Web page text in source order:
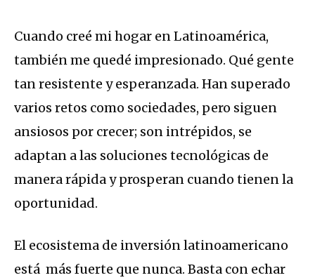
Cuando creé mi hogar en Latinoamérica,
también me quedé impresionado. Qué gente
tan resistente y esperanzada. Han superado
varios retos como sociedades, pero siguen
ansiosos por crecer; son intrépidos, se
adaptan a las soluciones tecnológicas de
manera rápida y prosperan cuando tienen la
oportunidad.
El ecosistema de inversión latinoamericano
está más fuerte que nunca. Basta con echar